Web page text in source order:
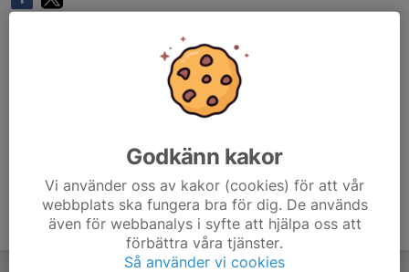
Godkänn kakor
Vi använder oss av kakor (cookies) för att vår
webbplats ska fungera bra för dig. De används
även för webbanalys i syfte att hjälpa oss att
förbättra våra tjänster.
Så använder vi cookies